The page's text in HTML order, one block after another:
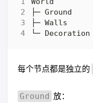
每个节点都是独立的
Ground 放：